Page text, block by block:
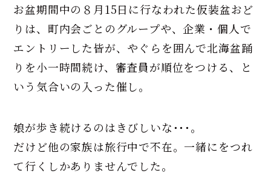
お盆期間中の８月15日に行なわれた仮装盆おど
りは、町内会ごとのグループや、企業・個人で
エントリーした皆が、やぐらを囲んで北海盆踊
りを小一時間続け、審査員が順位をつける、と
いう気合いの入った催し。
娘が歩き続けるのはきびしいな･･･。
だけど他の家族は旅行中で不在。一緒にをつれ
て行くしかありませんでした。